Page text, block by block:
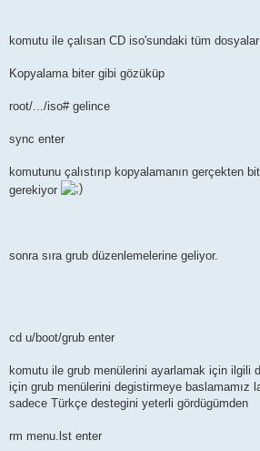
komutu ile çalısan CD iso'sundaki tüm
Kopyalama biter gibi gözüküp
root/.../iso# gelince
sync enter
komutunu çalıstırıp kopyalamanın gerçekten
gerekiyor
sonra sıra grub düzenlemelerine geliyor.
cd u/boot/grub enter
komutu ile grub menülerini ayarlamak için ilgili
için grub menülerini degistirmeye baslamamız
sadece Türkçe destegini yeterli gördügümden
rm menu.lst enter